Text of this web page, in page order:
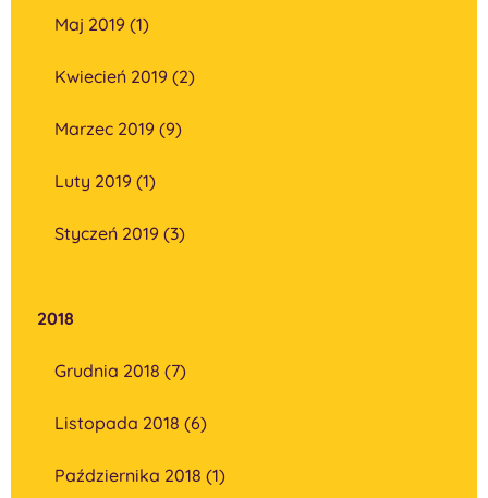
Maj 2019 (1)
Kwiecień 2019 (2)
Marzec 2019 (9)
Luty 2019 (1)
Styczeń 2019 (3)
2018
Grudnia 2018 (7)
Listopada 2018 (6)
Października 2018 (1)